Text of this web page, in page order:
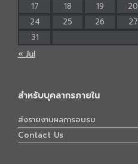
17
18 19 20
24
25 26 27
31
« Jul
สำหรับบุคลากรภายใน
ส่งรายงานผลการอบรม
Contact Us